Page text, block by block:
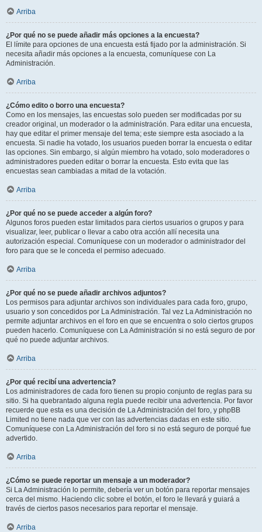
Arriba
¿Por qué no se puede añadir más opciones a la encuesta?
El límite para opciones de una encuesta está fijado por la administración. Si
necesita añadir más opciones a la encuesta, comuníquese con La
Administración.
Arriba
¿Cómo edito o borro una encuesta?
Como en los mensajes, las encuestas solo pueden ser modificadas por su
creador original, un moderador o la administración. Para editar una encuesta,
hay que editar el primer mensaje del tema; este siempre esta asociado a la
encuesta. Si nadie ha votado, los usuarios pueden borrar la encuesta o editar
las opciones. Sin embargo, si algún miembro ha votado, solo moderadores o
administradores pueden editar o borrar la encuesta. Esto evita que las
encuestas sean cambiadas a mitad de la votación.
Arriba
¿Por qué no se puede acceder a algún foro?
Algunos foros pueden estar limitados para ciertos usuarios o grupos y para
visualizar, leer, publicar o llevar a cabo otra acción allí necesita una
autorización especial. Comuníquese con un moderador o administrador del
foro para que se le conceda el permiso adecuado.
Arriba
¿Por qué no se puede añadir archivos adjuntos?
Los permisos para adjuntar archivos son individuales para cada foro, grupo,
usuario y son concedidos por La Administración. Tal vez La Administración no
permite adjuntar archivos en el foro en que se encuentra o solo ciertos grupos
pueden hacerlo. Comuníquese con La Administración si no está seguro de por
qué no puede adjuntar archivos.
Arriba
¿Por qué recibí una advertencia?
Los administradores de cada foro tienen su propio conjunto de reglas para su
sitio. Si ha quebrantado alguna regla puede recibir una advertencia. Por favor
recuerde que esta es una decisión de La Administración del foro, y phpBB
Limited no tiene nada que ver con las advertencias dadas en este sitio.
Comuníquese con La Administración del foro si no está seguro de porqué fue
advertido.
Arriba
¿Cómo se puede reportar un mensaje a un moderador?
Si La Administración lo permite, debería ver un botón para reportar mensajes
cerca del mismo. Haciendo clic sobre el botón, el foro le llevará y guiará a
través de ciertos pasos necesarios para reportar el mensaje.
Arriba